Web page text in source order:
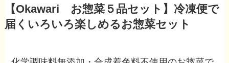
【Okawari お惣菜５品セット】冷凍便で
届くいろいろ楽しめるお惣菜セット